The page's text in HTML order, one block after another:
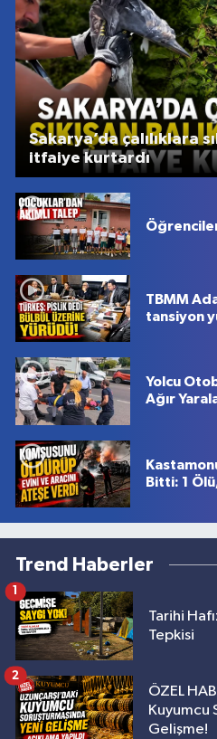
Sakarya’da çalılıklara
itfaiye kurtardı
TBMM
tansiyon
Yolcu
Ağır
Bitti: 1
Trend Haberler
Tarihi
Tepkisi
1
ÖZEL
Kuyumcu
Gelişme!
2